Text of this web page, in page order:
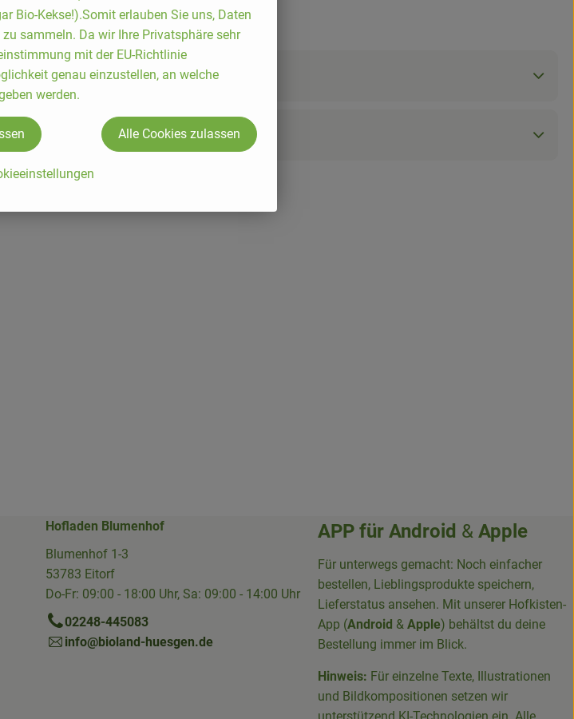
die.hofkiste/
p/Die-Hofkiste-Rhein-Sieg-Kreis-100094715007395/
Hofladen Blumenhof
Blumenhof 1-3
53783 Eitorf
Do-Fr: 09:00 - 18:00 Uhr, Sa: 09:00 - 14:00 Uhr
02248-445083
info@bioland-huesgen.de
APP für Android & Apple
Für unterwegs gemacht: Noch einfacher
bestellen, Lieblingsprodukte speichern,
Lieferstatus ansehen. Mit unserer Hofkisten-
App (Android & Apple) behältst du deine
Bestellung immer im Blick.
Hinweis: Für einzelne Texte, Illustrationen
und Bildkompositionen setzen wir
Bio-Kekse!).Somit erlauben Sie uns, Daten
sammeln. Da wir Ihre Privatsphäre sehr
mit der EU-Richtlinie
genau einzustellen, an welche
werden.
Alle Cookies zulassen